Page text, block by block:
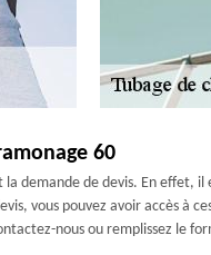
60
demande de devis. En
vous pouvez avoir accès à
nous ou remplissez le